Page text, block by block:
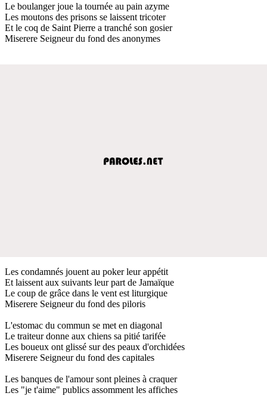
Le boulanger joue la tournée au pain azyme
Les moutons des prisons se laissent tricoter
Et le coq de Saint Pierre a tranché son gosier
Miserere Seigneur du fond des anonymes
Les condamnés jouent au poker leur appétit
Et laissent aux suivants leur part de Jamaïque
Le coup de grâce dans le vent est liturgique
Miserere Seigneur du fond des piloris
L'estomac du commun se met en diagonal
Le traiteur donne aux chiens sa pitié tarifée
Les boueux ont glissé sur des peaux d'orchidées
Miserere Seigneur du fond des capitales
Les banques de l'amour sont pleines à craquer
Les "je t'aime" publics assomment les affiches